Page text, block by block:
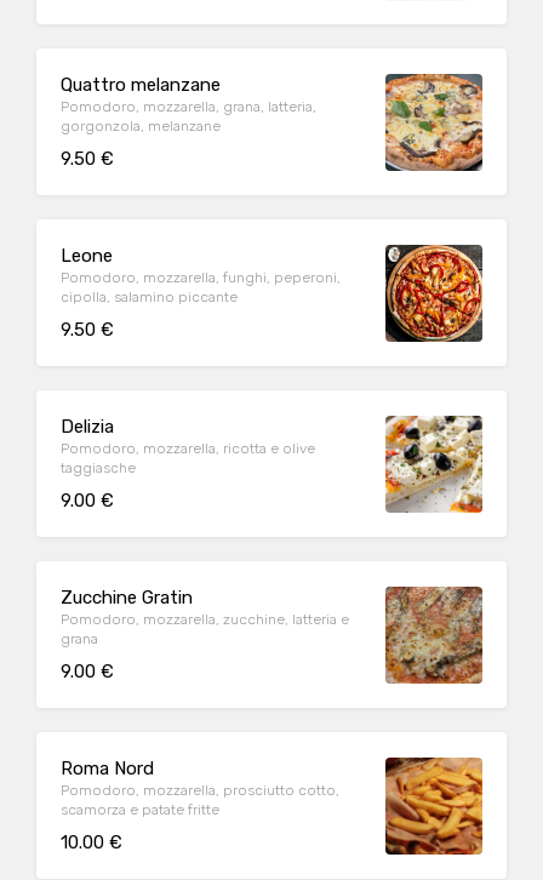
Quattro melanzane
Pomodoro, mozzarella, grana, latteria,
gorgonzola, melanzane
9.50 €
Leone
Pomodoro, mozzarella, funghi, peperoni,
cipolla, salamino piccante
9.50 €
Delizia
Pomodoro, mozzarella, ricotta e olive
taggiasche
9.00 €
Zucchine Gratin
Pomodoro, mozzarella, zucchine, latteria e
grana
9.00 €
Roma Nord
Pomodoro, mozzarella, prosciutto cotto,
scamorza e patate fritte
10.00 €